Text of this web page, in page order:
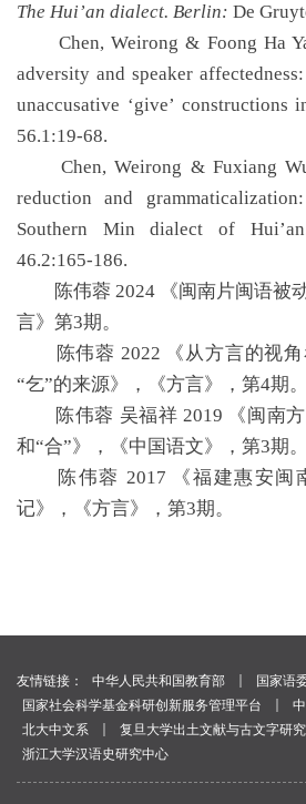
The Hui’an dialect. Berlin: De
Chen, Weirong & Foong Ha
adversity and speaker
unaccusative ‘give’ constructions
56.1:19-68.
Chen, Weirong & Fuxiang
reduction and
Southern Min dialect of
46.2:165-186.
陈伟蓉 2024 《闽南片闽语被
言》第3期。
陈伟蓉 2022 《从方言的视角
“乞”的来源》，《方言》，第4期。
陈伟蓉 吴福祥 2019 《闽南方
和“合”》，《中国语文》，第3期。
陈伟蓉 2017 《福建惠安闽
记》，《方言》，第3期。
友情链接： 中华人民共和国教育部 国家语
国家社会科学基金科研创新服务管理平台
北大中文系
复旦大学出土文献与古文字研
浙江大学汉语史研究中心